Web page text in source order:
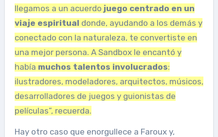
llegamos a un acuerdo juego centrado en un
viaje espiritual donde, ayudando a los demás y
conectado con la naturaleza, te convertiste en
una mejor persona. A Sandbox le encantó y
había muchos talentos involucrados:
ilustradores, modeladores, arquitectos, músicos,
desarrolladores de juegos y guionistas de
películas”, recuerda.
Hay otro caso que enorgullece a Faroux y,